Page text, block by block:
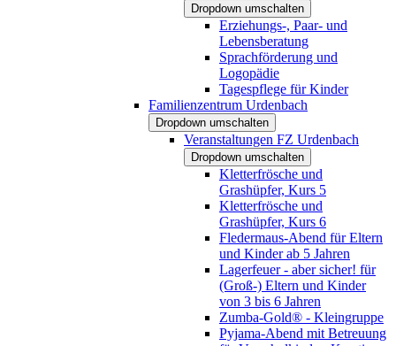
Dropdown umschalten
Erziehungs-, Paar- und
Lebensberatung
Sprachförderung und
Logopädie
Tagespflege für Kinder
Familienzentrum Urdenbach
Dropdown umschalten
Veranstaltungen FZ Urdenbach
Dropdown umschalten
Kletterfrösche und
Grashüpfer, Kurs 5
Kletterfrösche und
Grashüpfer, Kurs 6
Fledermaus-Abend für Eltern
und Kinder ab 5 Jahren
Lagerfeuer - aber sicher! für
(Groß-) Eltern und Kinder
von 3 bis 6 Jahren
Zumba-Gold® - Kleingruppe
Pyjama-Abend mit Betreuung